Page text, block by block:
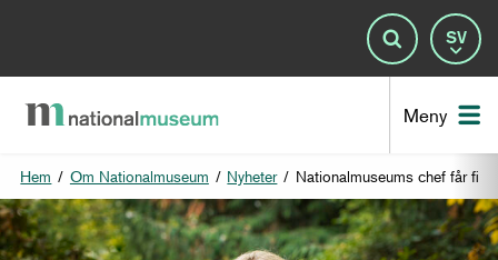
Meny
Sök
Hem / Om Nationalmuseum / Nyheter / Nationalmuseums chef får